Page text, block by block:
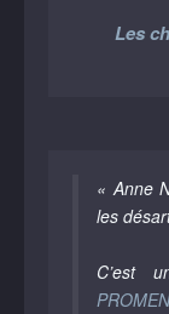
Les
« Anne
les
C’est